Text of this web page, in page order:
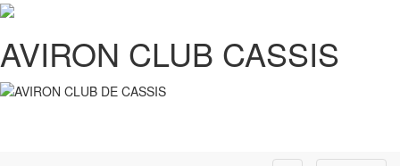
AVIRON CLUB CASSIS